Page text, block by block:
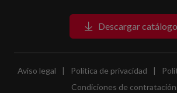
Descargar catálogo
Aviso legal | Política de privacidad |
Condiciones de contratación